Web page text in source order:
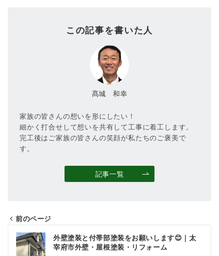
この記事を書いた人
髙城 和幸
家族の皆さんの想いを形にしたい！
細かく打合せして想いを共有して工事に着工します。
完工後はご家族の皆さんの笑顔が私たちのご褒美で
す。
記事一覧
投
稿
前のページ
外壁塗装と付帯部塗装をお願いします😊｜太
宰府市外壁・屋根塗装・リフォーム